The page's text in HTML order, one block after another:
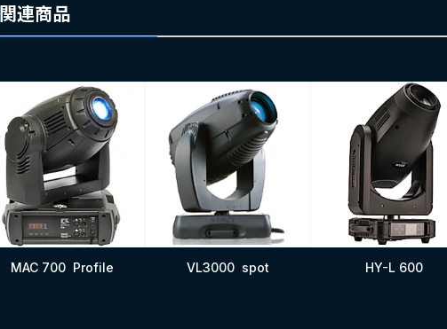
関連商品
MAC 700 Profile VL3000 spot HY-L 600